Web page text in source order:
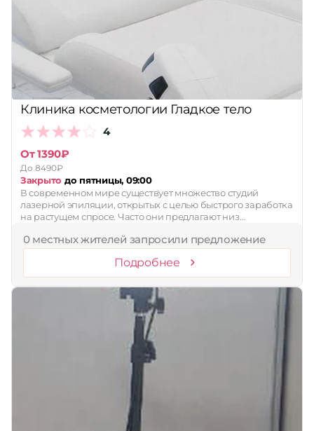
Клиника косметологии Гладкое тело
4
От 1390₽
До 8490₽
Закрыто до пятницы, 09:00
В современном мире существует множество студий
лазерной эпиляции, открытых с целью быстрого заработка
на растущем спросе. Часто они предлагают низ…
0 местных жителей запросили предложение
Подробнее